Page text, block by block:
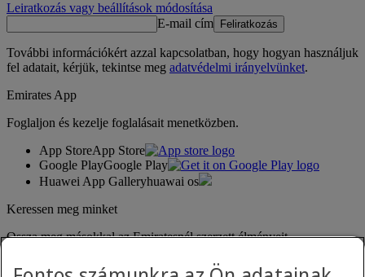
Leiratkozás vagy beállítások módosítása
E-mail cím Feliratkozás
További információkért azzal kapcsolatban, hogy hogyan használjuk
fel adatait, kérjük, tekintse meg adatvédelmi irányelvünket.
Emirates App
Foglaljon és kezelje foglalásait menetközben.
App StoreApp Store
Google PlayGoogle Play
Huawei App Galleryhuawai os
Keressen meg minket
Ossza meg másokkal az Emiratesnél szerzett élményeit.